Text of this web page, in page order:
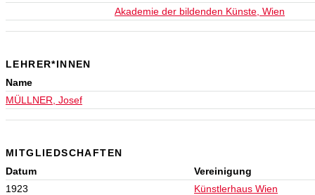
Akademie der bildenden Künste, Wien
LEHRER*INNEN
Name
MÜLLNER, Josef
MITGLIEDSCHAFTEN
Datum
Vereinigung
1923
Künstlerhaus Wien